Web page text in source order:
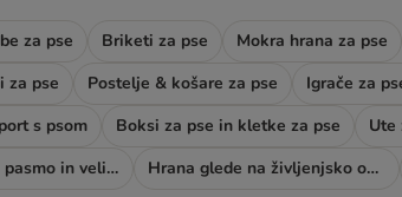
za pse Briketi za pse Mokra hrana za pse
za pse
Postelje & košare za pse Igrače za
s psom
Boksi za pse in kletke za pse Ute
Hrana glede na pasmo in velikost psa
Hrana glede na življenjsko obdobje psa